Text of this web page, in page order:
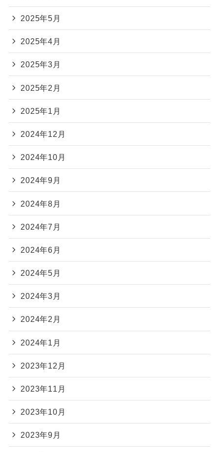
2025年5月
2025年4月
2025年3月
2025年2月
2025年1月
2024年12月
2024年10月
2024年9月
2024年8月
2024年7月
2024年6月
2024年5月
2024年3月
2024年2月
2024年1月
2023年12月
2023年11月
2023年10月
2023年9月